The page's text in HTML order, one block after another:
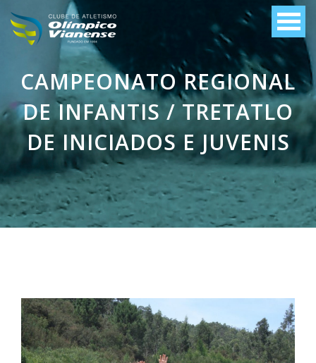
CAMPEONATO REGIONAL
DE INFANTIS / TRETATLO
DE INICIADOS E JUVENIS